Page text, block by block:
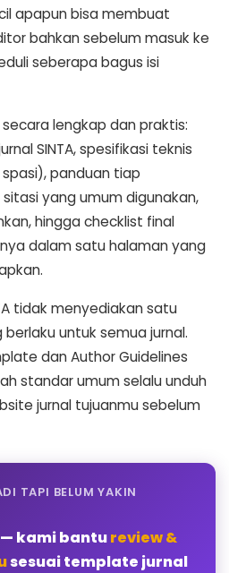
apapun bisa membuat
bahkan sebelum masuk ke
seberapa bagus isi
lengkap dan praktis:
SINTA, spesifikasi teknis
panduan tiap
yang umum digunakan,
hingga checklist final
dalam satu halaman yang
tidak menyediakan satu
untuk semua jurnal.
dan Author Guidelines
standar umum selalu unduh
jurnal tujuanmu sebelum
TAPI BELUM YAKIN
kami bantureview &
sesuai template jurnal